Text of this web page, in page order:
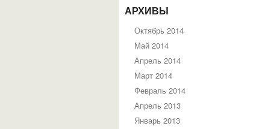
АРХИВЫ
Октябрь 2014
Май 2014
Апрель 2014
Март 2014
Февраль 2014
Апрель 2013
Январь 2013